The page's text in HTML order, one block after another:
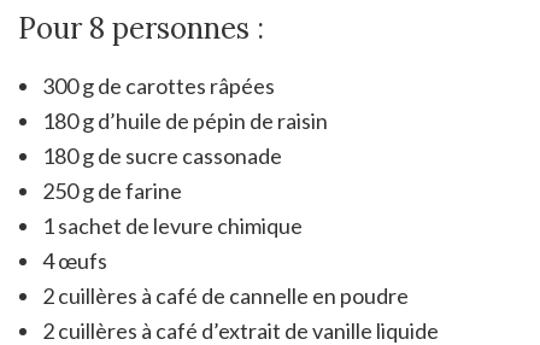
Pour 8 personnes :
300 g de carottes râpées
180 g d’huile de pépin de raisin
180 g de sucre cassonade
250 g de farine
1 sachet de levure chimique
4 œufs
2 cuillères à café de cannelle en poudre
2 cuillères à café d’extrait de vanille liquide